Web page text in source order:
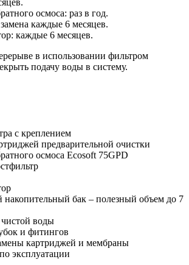
осмоса: раз в год.
каждые 6 месяцев.
каждые 6 месяцев.
в использовании фильтром
подачу воды в систему.
с креплением
предварительной очистки
осмоса Ecosoft 75GPD
накопительный бак – полезный объем до 7
воды
и фитингов
картриджей и мембраны
эксплуатации